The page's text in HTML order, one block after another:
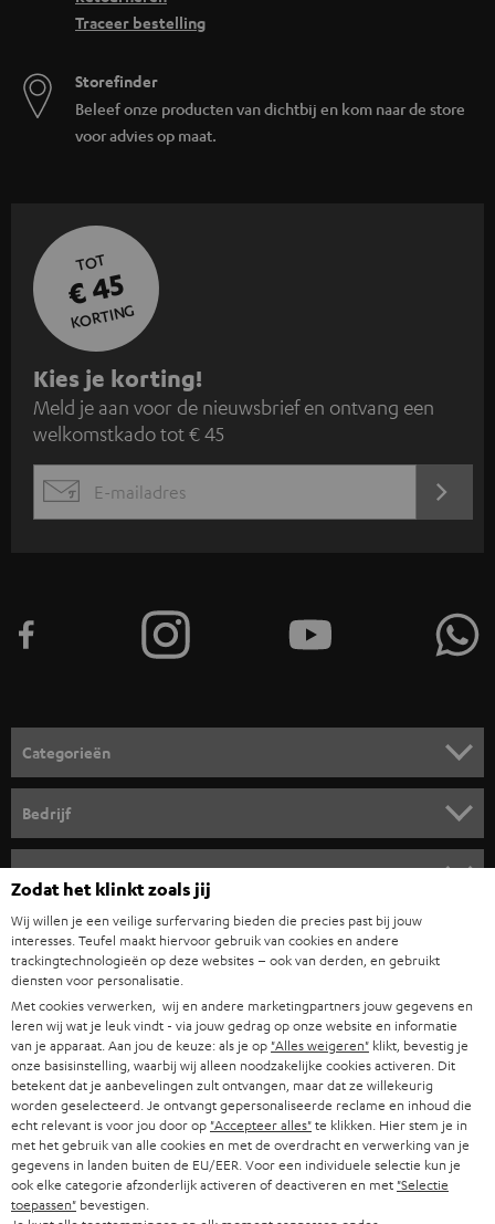
Traceer bestelling
Storefinder
Beleef onze producten van dichtbij en kom naar de store
voor advies op maat.
TOT
€ 45
KORTING
A
a
n
m
e
n
o
r
n
i
e
u
w
s
b
r
i
e
f
Kies je korting!
Meld je aan voor de nieuwsbrief en ontvang een
welkomstkado tot € 45
EMAIL
Categorieën
COMPLETE SYSTEMEN
SOUNDBARS
HIFI-SPEAKERS
BLUETOOTH
KOPTELEFOONS
BLUETOOTH KOPTELEFOONS
COMPLETE SETS
Bedrijf
PERS & MARKETING
B2B
PARTNERPROGRAMMA
BLOG
NEWSLETTER
STORES
Teufel online shops
DUITSLAND
OOSTENRIJK
ZWITSERLAND
NEDERLAND
BELGIË
Zodat het klinkt zoals jij
Wij willen je een veilige surfervaring bieden die precies past bij jouw
interesses. Teufel maakt hiervoor gebruik van cookies en andere
trackingtechnologieën op deze websites – ook van derden, en gebruikt
diensten voor personalisatie.
Met cookies verwerken, wij en andere marketingpartners jouw gegevens en
leren wij wat je leuk vindt - via jouw gedrag op onze website en informatie
van je apparaat. Aan jou de keuze: als je op "Alles weigeren" klikt, bevestig je
onze basisinstelling, waarbij wij alleen noodzakelijke cookies activeren. Dit
betekent dat je aanbevelingen zult ontvangen, maar dat ze willekeurig
worden geselecteerd. Je ontvangt gepersonaliseerde reclame en inhoud die
echt relevant is voor jou door op "Accepteer alles"te klikken. Hier stem je in
met het gebruik van alle cookies en met de overdracht en verwerking van je
gegevens in landen buiten de EU/EER. Voor een individuele selectie kun je
ook elke categorie afzonderlijk activeren of deactiveren en met "Selectie
toepassen" bevestigen.